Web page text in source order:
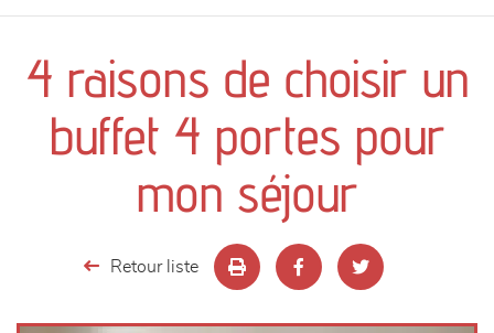
canapés et fauteuils
séjours
chambres et dressing
4 raisons de choisir un
buffet 4 portes pour
mon séjour
Retour liste